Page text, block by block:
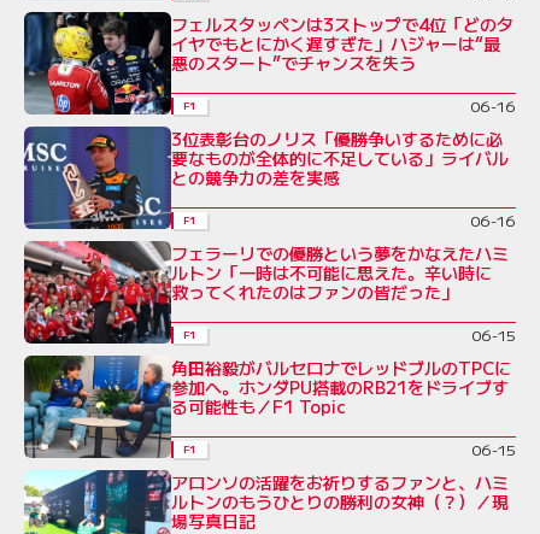
フェルスタッペンは3ストップで4位「どのタ
イヤでもとにかく遅すぎた」ハジャーは“最
悪のスタート”でチャンスを失う
F1 06-16
3位表彰台のノリス「優勝争いするために必
要なものが全体的に不足している」ライバル
との競争力の差を実感
F1 06-16
フェラーリでの優勝という夢をかなえたハミ
ルトン「一時は不可能に思えた。辛い時に
救ってくれたのはファンの皆だった」
F1 06-15
角田裕毅がバルセロナでレッドブルのTPCに
参加へ。ホンダPU搭載のRB21をドライブす
る可能性も／F1 Topic
F1 06-15
アロンソの活躍をお祈りするファンと、ハミ
ルトンのもうひとりの勝利の女神（？）／現
場写真日記